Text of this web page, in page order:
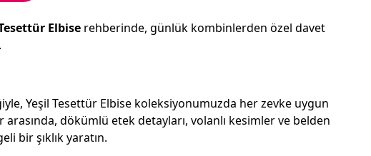
Elbise rehberinde, günlük kombinlerden özel davet
Yeşil Tesettür Elbise koleksiyonumuzda her zevke uygun
dökümlü etek detayları, volanlı kesimler ve belden
bir şıklık yaratın.